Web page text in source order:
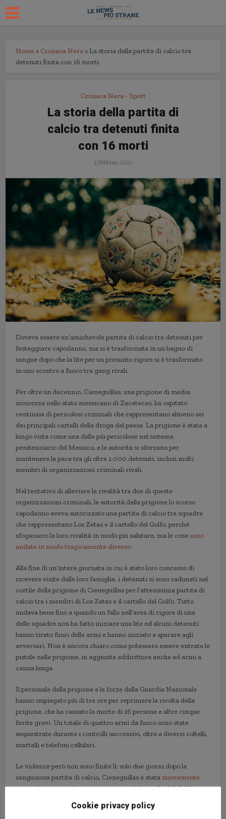
Home » Cronaca Nera » La storia della partita di calcio tra
detenuti finita con 16 morti
Cronaca Nera • Sport
La storia della partita di
calcio tra detenuti finita
con 16 morti
3 Febbraio 2021
Doveva essere un’amichevole partita di calcio tra detenuti per
festeggiare capodanno, ma si è trasformata in un bagno di
sangue dopo che la lite per un presunto rigore si è trasformato
in uno scontro a fuoco tra gang rivali.
Per oltre un decennio, Cieneguillas, una prigione di media
sicurezza nello stato messicano di Zacatecas, ha ospitato
centinaia di pericolosi criminali che rappresentano almeno sei
dei principali cartelli della droga del paese. La prigione è stata a
lungo vista come una delle più pericolose nel sistema
penitenziario del Messico, e le autorità si sforzano per
mantenere la pace tra gli oltre 1.000 detenuti, inclusi molti
membri di organizzazioni criminali rivali.
Nel tentativo di alleviare la rivalità tra due di queste
organizzazioni criminali, le autorità della prigione lo scorso
capodanno aveva autorizzato una partita di calcio tra squadre
che rappresentano Los Zetas e il cartello del Golfo, perché
sfogassero la loro rivalità in modo più salutare, ma le cose sono
andate in modo tragicamente diverso.
Alla fine di un’intera giornata in cui è stato loro concesso di
ricevere visite dalle loro famiglie, i detenuti si sono radunati nel
cortile della prigione di Cieneguillas per l’attesissima partita di
calcio tra i membri di Los Zetas e il cartello del Golfo. Tutto
andava bene fino a quando un fallo nell’area di rigore di una
delle squadre non ha fatto iniziare una lite ed alcuni detenuti
hanno tirato fuori delle armi e hanno iniziato a sparare agli
avversari. Non è ancora chiaro come potessero essere entrate le
pistole nella prigione, in aggiunta addirittura anche ad armi a
canna lunga.
Il personale della prigione e le forze della Guardia Nazionale
hanno impiegato più di tre ore per reprimere la rivolta della
prigione, che ha causato la morte di 16 persone e altre cinque
ferite gravi. Un totale di quattro armi da fuoco sono state
sequestrate durante i controlli successivi, oltre a diversi coltelli,
martelli e telefoni cellulari.
Le violenze però non sono finite lì: solo due giorni dopo la
sanguinosa partita di calcio, Cieneguillas è stata nuovamente
teatro di un omicidio, con un membro del cartello del Golfo
sospettato di tradimento.Cookie privacy policy